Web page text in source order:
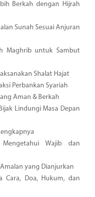
Berkah dengan Hijrah
Sunah Sesuai Anjuran
Maghrib untuk Sambut
Shalat Hajat
Perbankan Syariah
Aman & Berkah
Lindungi Masa Depan
Wajib dan
yang Dianjurkan
Cara, Doa, Hukum, dan